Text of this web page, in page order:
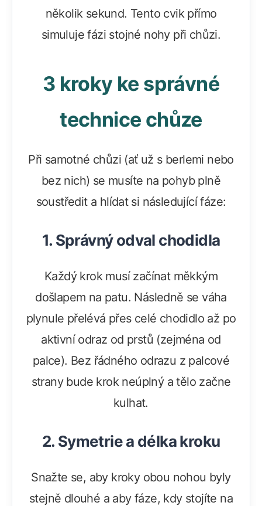
několik sekund. Tento cvik přímo
simuluje fázi stojné nohy při chůzi.
3 kroky ke správné
technice chůze
Při samotné chůzi (ať už s berlemi nebo
bez nich) se musíte na pohyb plně
soustředit a hlídat si následující fáze:
1. Správný odval chodidla
Každý krok musí začínat měkkým
došlapem na patu. Následně se váha
plynule přelévá přes celé chodidlo až po
aktivní odraz od prstů (zejména od
palce). Bez řádného odrazu z palcové
strany bude krok neúplný a tělo začne
kulhat.
2. Symetrie a délka kroku
Snažte se, aby kroky obou nohou byly
stejně dlouhé a aby fáze, kdy stojíte na